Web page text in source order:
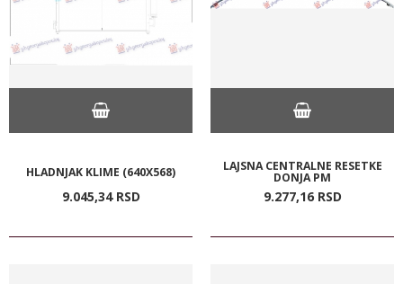
HLADNJAK KLIME (640X568)
9.045,34 RSD
LAJSNA CENTRALNE RESETKE
DONJA PM
9.277,16 RSD